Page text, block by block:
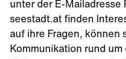
unter der E-Mailadresse
seestadt.at finden
auf ihre Fragen, können
Kommunikation rund um